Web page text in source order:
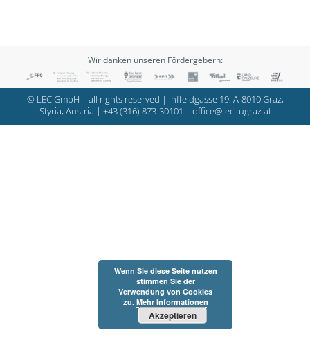
Wir danken unseren Fördergebern:
© LEC GmbH | all rights reserved | Inffeldgasse 19, A-8010 Graz,
Styria, Austria | +43 (316) 873-30101 | office@lec.tugraz.at
Wenn Sie diese Seite nutzen
stimmen Sie der
Verwendung von Cookies
zu. Mehr Informationen
Akzeptieren